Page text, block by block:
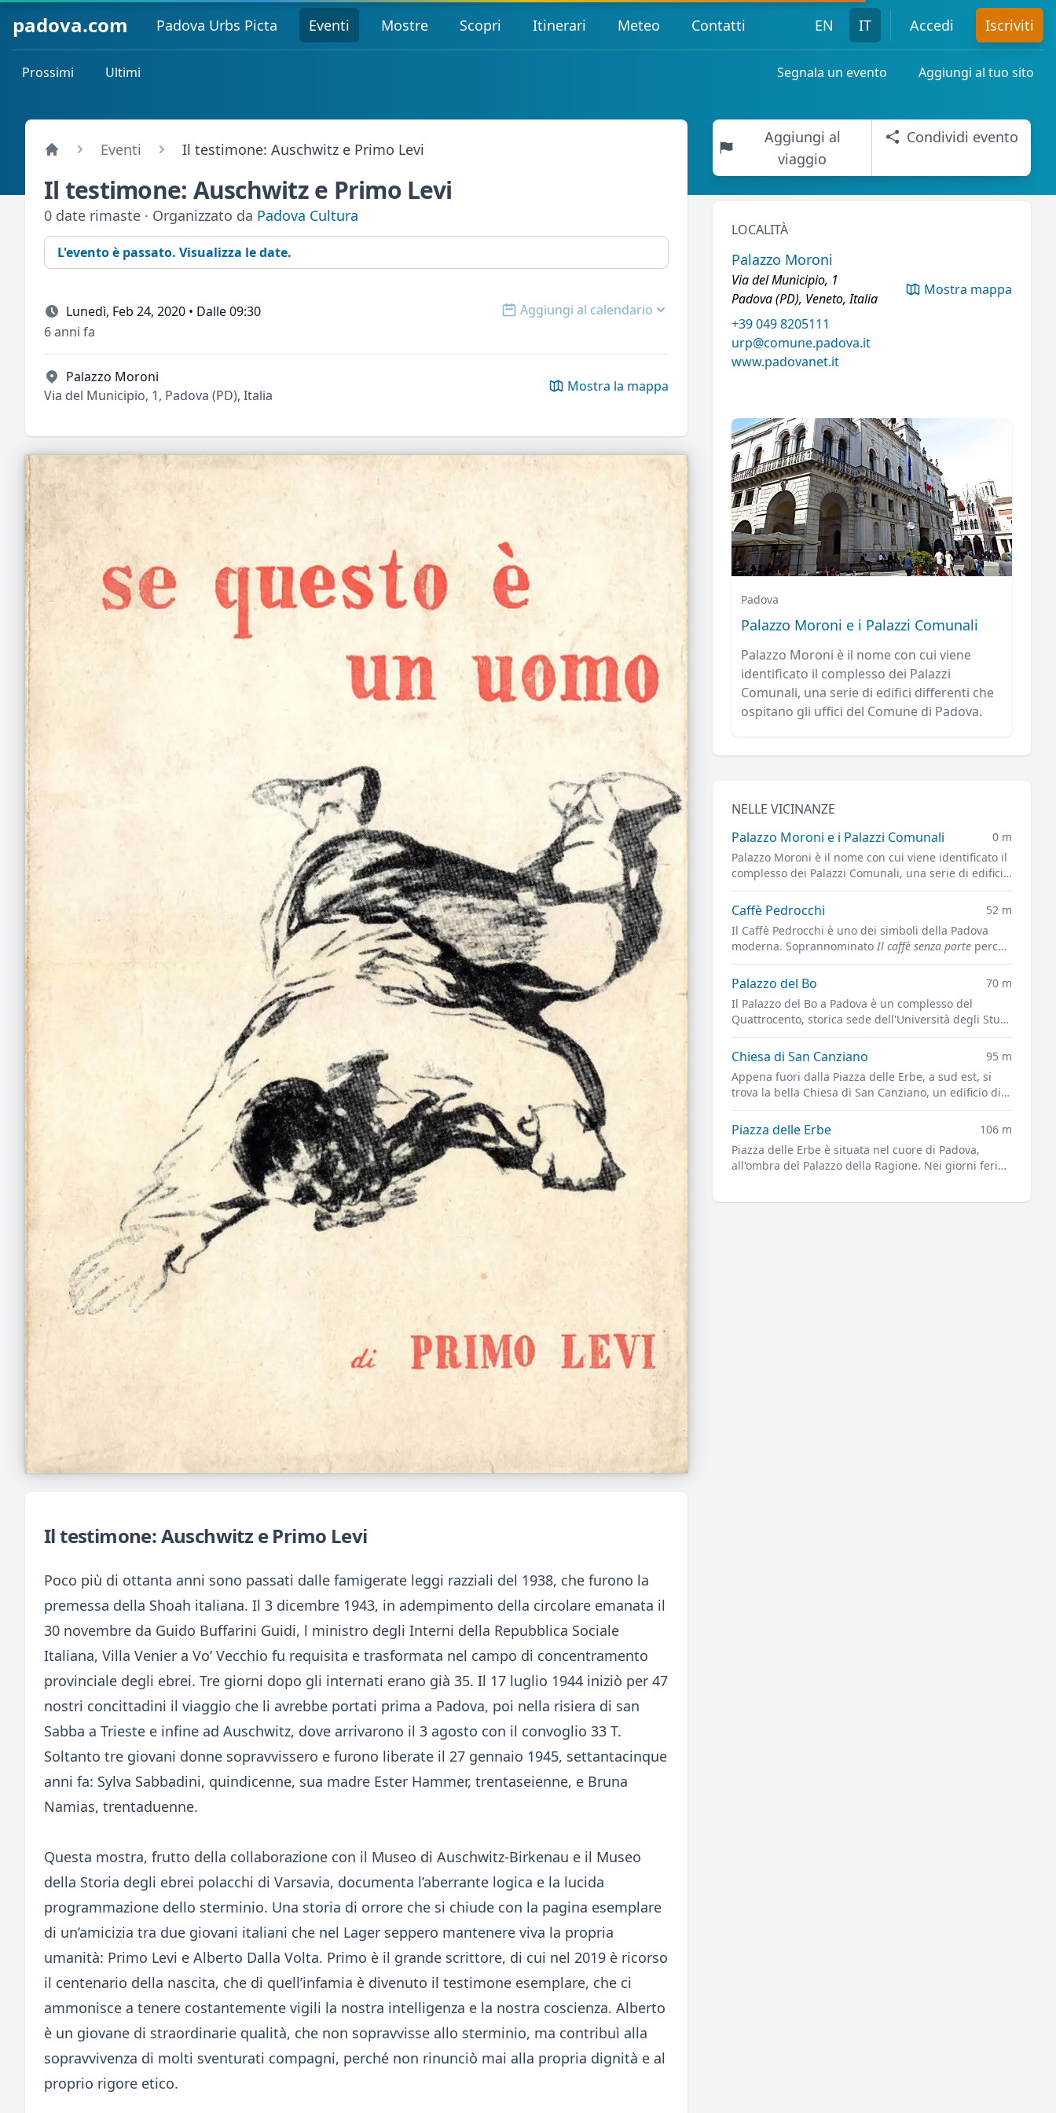
padova.com Padova Urbs Picta Eventi Mostre Scopri Itinerari Meteo Contatti EN IT Accedi Iscriviti
Prossimi Ultimi Segnala un evento Aggiungi al tuo sito
Eventi Il testimone: Auschwitz e Primo Levi
Il testimone: Auschwitz e Primo Levi
0 date rimaste · Organizzato da Padova Cultura
L'evento è passato. Visualizza le date.
Lunedì, Feb 24, 2020 • Dalle 09:30 Open options
Aggiungi al calendario
6 anni fa
Palazzo Moroni
Via del Municipio, 1, Padova (PD), Italia
Mostra la mappa
Il testimone: Auschwitz e Primo Levi
Poco più di ottanta anni sono passati dalle famigerate leggi razziali del 1938, che furono la
premessa della Shoah italiana. Il 3 dicembre 1943, in adempimento della circolare emanata il
30 novembre da Guido Buffarini Guidi, l ministro degli Interni della Repubblica Sociale
Italiana, Villa Venier a Vo’ Vecchio fu requisita e trasformata nel campo di concentramento
provinciale degli ebrei. Tre giorni dopo gli internati erano già 35. Il 17 luglio 1944 iniziò per 47
nostri concittadini il viaggio che li avrebbe portati prima a Padova, poi nella risiera di san
Sabba a Trieste e infine ad Auschwitz, dove arrivarono il 3 agosto con il convoglio 33 T.
Soltanto tre giovani donne sopravvissero e furono liberate il 27 gennaio 1945, settantacinque
anni fa: Sylva Sabbadini, quindicenne, sua madre Ester Hammer, trentaseienne, e Bruna
Namias, trentaduenne.
Questa mostra, frutto della collaborazione con il Museo di Auschwitz-Birkenau e il Museo
della Storia degli ebrei polacchi di Varsavia, documenta l’aberrante logica e la lucida
programmazione dello sterminio. Una storia di orrore che si chiude con la pagina esemplare
di un’amicizia tra due giovani italiani che nel Lager seppero mantenere viva la propria
umanità: Primo Levi e Alberto Dalla Volta. Primo è il grande scrittore, di cui nel 2019 è ricorso
il centenario della nascita, che di quell’infamia è divenuto il testimone esemplare, che ci
ammonisce a tenere costantemente vigili la nostra intelligenza e la nostra coscienza. Alberto
è un giovane di straordinarie qualità, che non sopravvisse allo sterminio, ma contribuì alla
sopravvivenza di molti sventurati compagni, perché non rinunciò mai alla propria dignità e al
proprio rigore etico.
Aggiungi al
viaggio
Condividi evento
LOCALITÀ
Palazzo Moroni
Via del Municipio, 1
Padova (PD), Veneto, Italia
Mostra mappa
+39 049 8205111
urp@comune.padova.it
www.padovanet.it
Padova
Palazzo Moroni e i Palazzi Comunali
Palazzo Moroni è il nome con cui viene
identificato il complesso dei Palazzi
Comunali, una serie di edifici differenti che
ospitano gli uffici del Comune di Padova.
NELLE VICINANZE
Palazzo Moroni e i Palazzi Comunali
0 m
Palazzo Moroni è il nome con cui viene identificato il
complesso dei Palazzi Comunali, una serie di edifici
differenti che ospitano gli uffici del Comune di
Padova.
Caffè Pedrocchi
52 m
Il Caffè Pedrocchi è uno dei simboli della Padova
moderna. Soprannominato Il caffè senza porteperché
fino al 1916 era sempre aperto, giorno e notte.
Palazzo del Bo
70 m
Il Palazzo del Bo a Padova è un complesso del
Quattrocento, storica sede dell'Università degli Studi
di Padova.
Chiesa di San Canziano
95 m
Appena fuori dalla Piazza delle Erbe, a sud est, si
trova la bella Chiesa di San Canziano, un edificio di
origine medievale citato nelle cronache cittadine a
partire dall'anno 1034 e profondamente ristrutturato
alla fine del Sedicesimo secolo, grazie all'eredità
lasciata da Don Cesare Mantova, per 27 anni parroco
della Chiesa.
Piazza delle Erbe
106 m
Piazza delle Erbe è situata nel cuore di Padova,
all'ombra del Palazzo della Ragione. Nei giorni feriali